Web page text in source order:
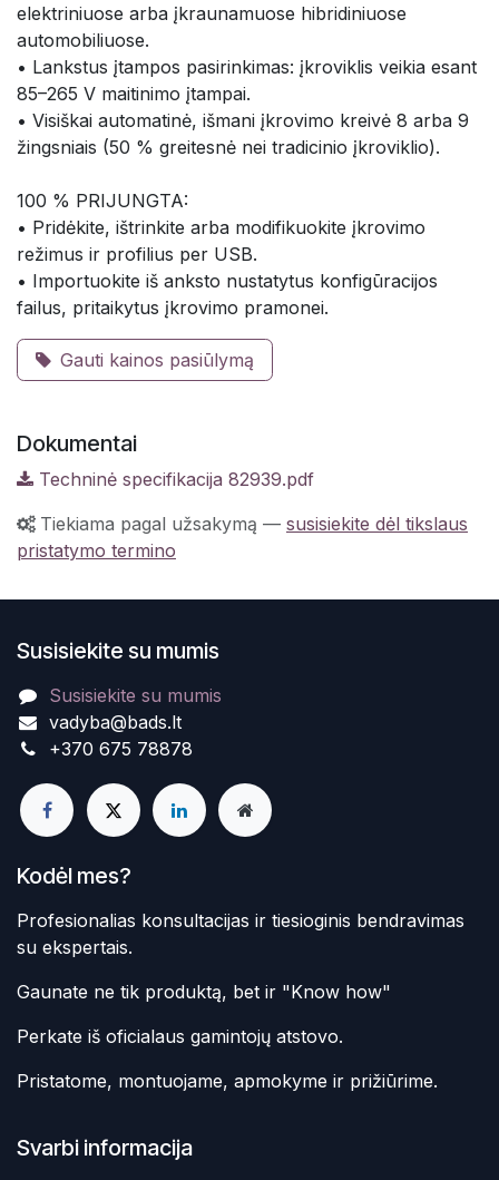
elektriniuose arba įkraunamuose hibridiniuose
automobiliuose.
• Lankstus įtampos pasirinkimas: įkroviklis veikia esant
85–265 V maitinimo įtampai.
• Visiškai automatinė, išmani įkrovimo kreivė 8 arba 9
žingsniais (50 % greitesnė nei tradicinio įkroviklio).
100 % PRIJUNGTA:
• Pridėkite, ištrinkite arba modifikuokite įkrovimo
režimus ir profilius per USB.
• Importuokite iš anksto nustatytus konfigūracijos
failus, pritaikytus įkrovimo pramonei.
Gauti kainos pasiūlymą
Dokumentai
Techninė specifikacija 82939.pdf
Tiekiama pagal užsakymą — susisiekite dėl tikslaus
pristatymo termino
Susisiekite su mumis
Susisiekite su mumis
vadyba@bads.lt
+370 675 78878
Kodėl mes?
Profesionalias konsultacijas ir tiesioginis bendravimas
su ekspertais.
Gaunate ne tik produktą, bet ir "Know how"
Perkate iš oficialaus gamintojų atstovo.
Pristatome, montuojame, apmokyme ir prižiūrime.
Svarbi informacija